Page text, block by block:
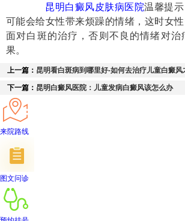
昆明白癜风皮肤病医院温馨提
可能会给女性带来烦躁的情绪，这时女
面对白斑的治疗，否则不良的情绪对治
果。
上一篇： 昆明看白斑病到哪里好-如何去治疗儿童白癜风
下一篇： 昆明白癜风医院：儿童发病白癜风该怎么办
来院路线
图文问诊